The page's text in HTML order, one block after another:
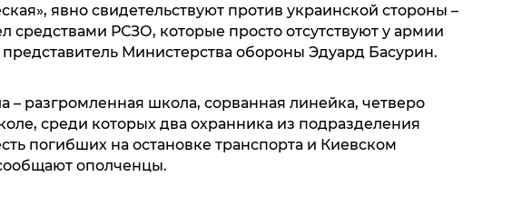
явно свидетельствуют против украинской стороны –
средствами РСЗО, которые просто отсутствуют у армии
Министерства обороны Эдуард Басурин.
– разгромленная школа, сорванная линейка, четверо
среди которых два охранника из подразделения
погибших на остановке транспорта и Киевском
ополченцы.